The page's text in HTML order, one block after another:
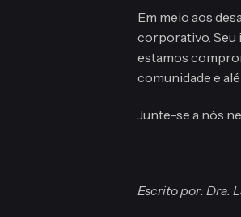
Em meio aos
corporativo. Seu
estamos
comunidade e
Junte-se a nós
Escrito por: Dra.